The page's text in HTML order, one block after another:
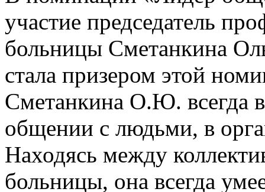
участие председатель
больницы Сметанкина
стала призером этой
Сметанкина О.Ю. всегда
общении с людьми, в
Находясь между
больницы, она всегда